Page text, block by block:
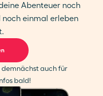
Abenteuer noch
noch einmal erleben
demnächst auch für
bald!